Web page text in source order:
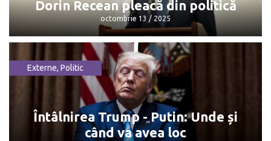
Dorin Recean pleacă din politică
octombrie 13 / 2025
Dorin Recean pleacă din politică
octombrie 13 / 2025
Externe, Politic
Întâlnirea Trump - Putin: Unde și
când va avea loc